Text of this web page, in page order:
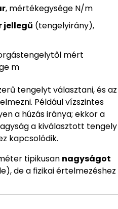
, mértékegysége N/m
jellegű (tengelyirány),
mért
m
tengelyt választani, és az
Például vízszintes
a húzás iránya; ekkor a
a kiválasztott tengely
kapcsolódik.
tipikusan nagyságot
de a fizikai értelmezéshez